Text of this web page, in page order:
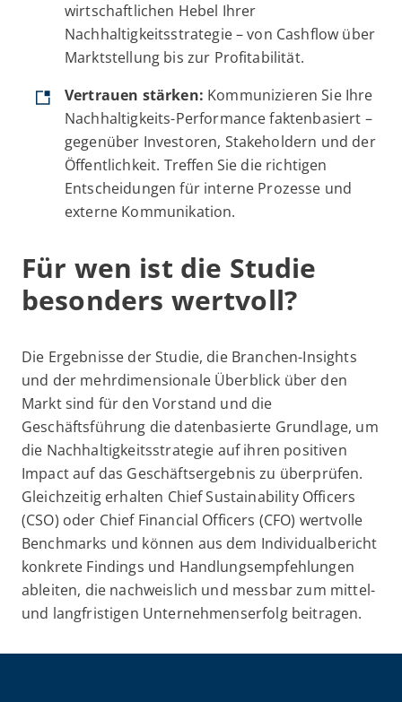
wirtschaftlichen Hebel Ihrer
Nachhaltigkeitsstrategie – von Cashflow über
Marktstellung bis zur Profitabilität.
Vertrauen stärken: Kommunizieren Sie Ihre
Nachhaltigkeits-Performance faktenbasiert –
gegenüber Investoren, Stakeholdern und der
Öffentlichkeit. Treffen Sie die richtigen
Entscheidungen für interne Prozesse und
externe Kommunikation.
Für wen ist die Studie
besonders wertvoll?
Die Ergebnisse der Studie, die Branchen-Insights
und der mehrdimensionale Überblick über den
Markt sind für den Vorstand und die
Geschäftsführung die datenbasierte Grundlage, um
die Nachhaltigkeitsstrategie auf ihren positiven
Impact auf das Geschäftsergebnis zu überprüfen.
Gleichzeitig erhalten Chief Sustainability Officers
(CSO) oder Chief Financial Officers (CFO) wertvolle
Benchmarks und können aus dem Individualbericht
konkrete Findings und Handlungsempfehlungen
ableiten, die nachweislich und messbar zum mittel-
und langfristigen Unternehmenserfolg beitragen.